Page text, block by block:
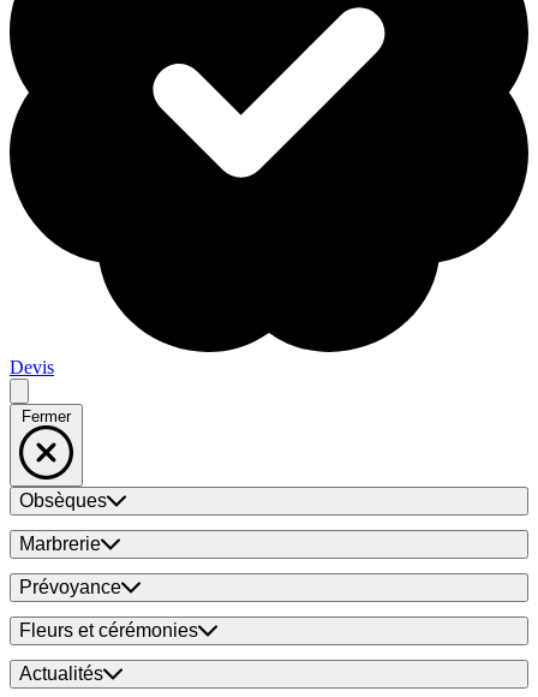
Devis
Fermer
Obsèques
Marbrerie
Prévoyance
Fleurs et cérémonies
Actualités